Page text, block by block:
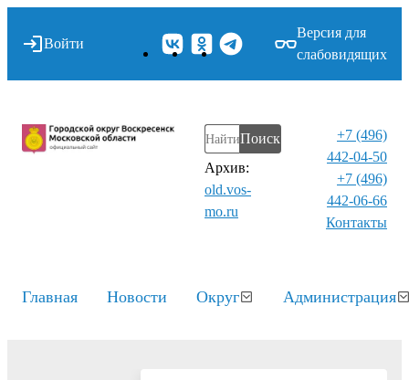
Войти
Версия для
слабовидящих
Поиск
Архив:
old.vos-
mo.ru
+7 (496)
442-04-50
+7 (496)
442-06-66
Контакты⁠
Главная Новости Округ Администрация